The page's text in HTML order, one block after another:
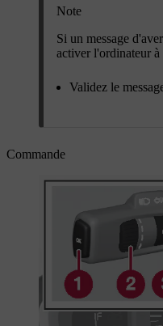
Note
Si un message
activer l'ordinateur à
Validez le
Commande